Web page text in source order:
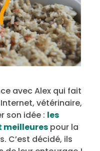
avec Alex qui fait
vétérinaire,
son idée : les
meilleures pour la
C’est décidé, ils